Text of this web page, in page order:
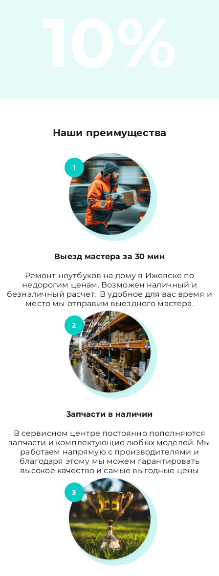
10%
Наши преимущества
1
Выезд мастера за 30 мин
Ремонт ноутбуков на дому в Ижевске по
недорогим ценам. Возможен наличный и
безналичный расчет. В удобное для вас время и
место мы отправим выездного мастера.
2
3апчасти в наличии
В сервисном центре постоянно пополняются
запчасти и комплектующие любых моделей. Мы
работаем напрямую с производителями и
благодаря этому мы можем гарантировать
высокое качество и самые выгодные цены
3